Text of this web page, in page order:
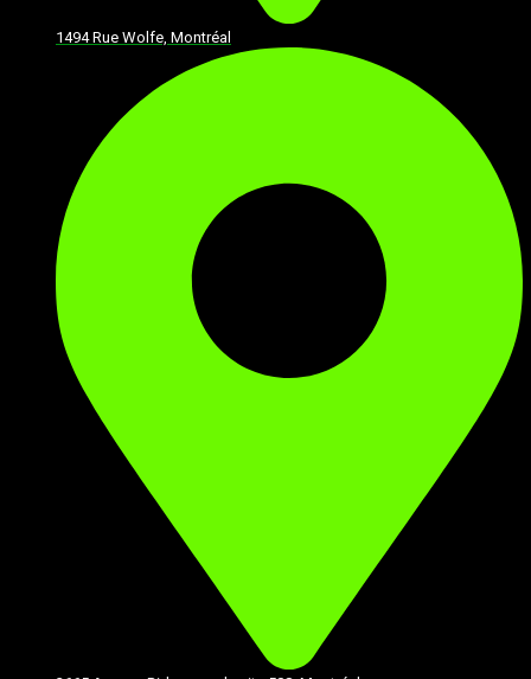
1494 Rue Wolfe, Montréal